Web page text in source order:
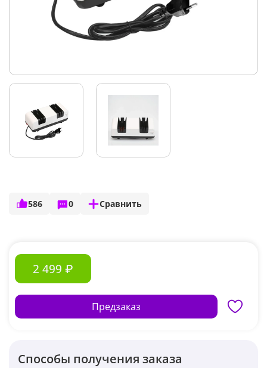
586 0 Сравнить
2 499 ₽
Предзаказ
Способы получения заказа